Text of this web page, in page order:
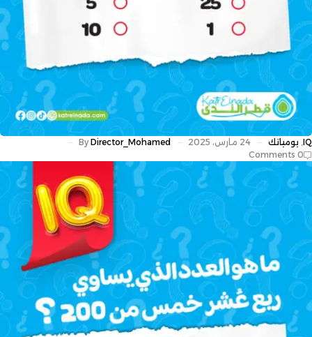
IQ
, يومياتك 24 مارس، 2025 By Director_Mohamed
0 Comments